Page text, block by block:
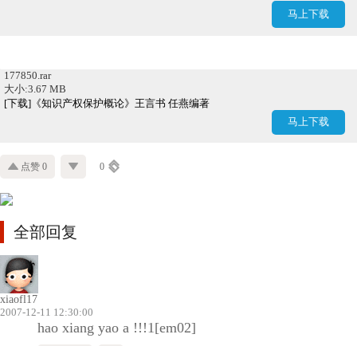
马上下载
177850.rar
大小:3.67 MB
马上下载
[下载]《知识产权保护概论》王言书 任燕编著
点赞 0 0
全部回复
xiaofl17
2007-12-11 12:30:00
hao xiang yao a !!!1 [em02]